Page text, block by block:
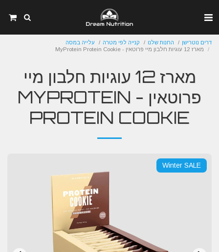
דרים נוטרישן החנות שלנו קנייה לפי מטרה
עלייה במסה
מארז 12 עוגיות חלבון מיי פרוטאין - MyProtein Protein Cookie
מארז 12 עוגיות חלבון מיי
פרוטאין - MYPROTEIN
PROTEIN COOKIE
Winter SALE